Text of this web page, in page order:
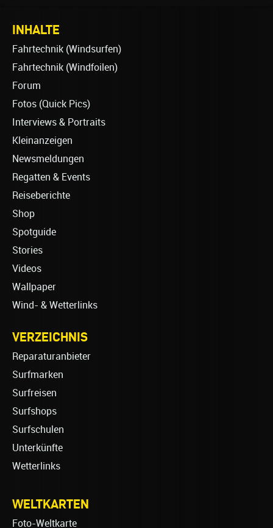
INHALTE
Fahrtechnik (Windsurfen)
Fahrtechnik (Windfoilen)
Forum
Fotos (Quick Pics)
Interviews & Portraits
Kleinanzeigen
Newsmeldungen
Regatten & Events
Reiseberichte
Shop
Spotguide
Stories
Videos
Wallpaper
Wind- & Wetterlinks
VERZEICHNIS
Reparaturanbieter
Surfmarken
Surfreisen
Surfshops
Surfschulen
Unterkünfte
Wetterlinks
WELTKARTEN
Foto-Weltkarte